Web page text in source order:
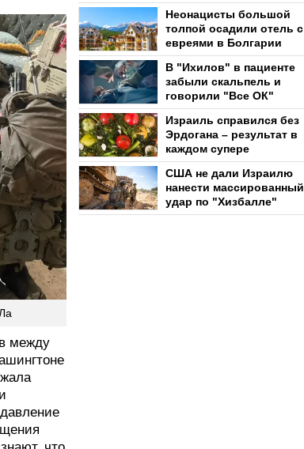
между
Неонацисты большой
толпой осадили отель с
евреями в Болгарии
В "Ихилов" в пациенте
забыли скальпель и
говорили "Все ОК"
Израиль справился без
Эрдогана – результат в
каждом супере
США не дали Израилю
нанести массированный
удар по "Хизбалле"